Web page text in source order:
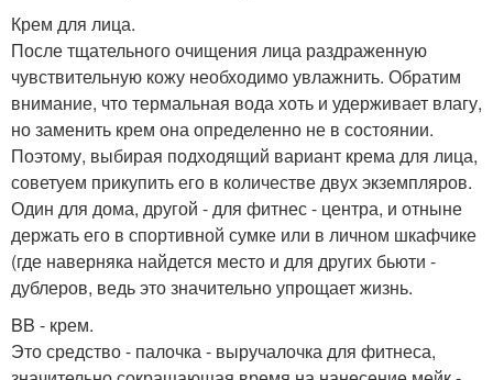
Крем для лица.
После тщательного очищения лица раздраженную
чувствительную кожу необходимо увлажнить. Обратим
внимание, что термальная вода хоть и удерживает влагу,
но заменить крем она определенно не в состоянии.
Поэтому, выбирая подходящий вариант крема для лица,
советуем прикупить его в количестве двух экземпляров.
Один для дома, другой - для фитнес - центра, и отныне
держать его в спортивной сумке или в личном шкафчике
(где наверняка найдется место и для других бьюти -
дублеров, ведь это значительно упрощает жизнь.
BB - крем.
Это средство - палочка - выручалочка для фитнеса,